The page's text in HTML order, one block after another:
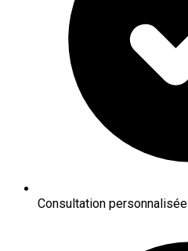
Consultation personnalisée